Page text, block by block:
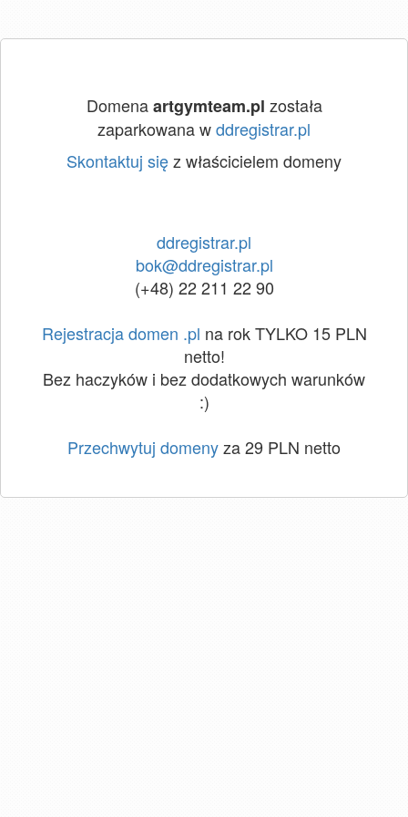
Domenaartgymteam.pl została
zaparkowana wddregistrar.pl
Skontaktuj sięz właścicielem domeny
ddregistrar.pl
bok@ddregistrar.pl
(+48) 22 211 22 90
Rejestracja domen .pl na rok TYLKO 15 PLN
netto!
Bez haczyków i bez dodatkowych warunków
:)
Przechwytuj domenyza 29 PLN netto